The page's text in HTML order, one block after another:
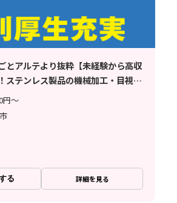
とアルテより抜粋【未経験から高収
ステンレス製品の機械加工・目視検
円//寮完備/土日休み/月収例33.7万
る♪
円～
る 詳細を見る